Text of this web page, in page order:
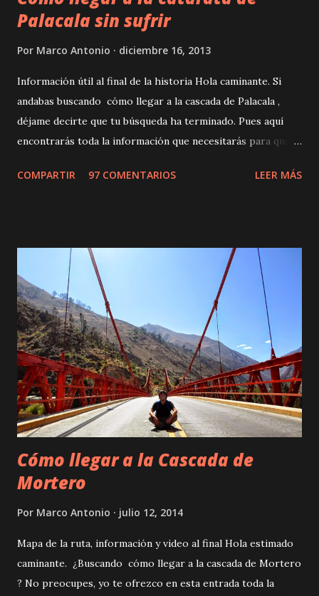
Palacala sin sufrir
Por Marco Antonio diciembre 16, 2013
Información útil al final de la historia Hola caminante. Si
andabas buscando cómo llegar a la cascada de Palacala ,
déjame decirte que tu búsqueda ha terminado. Pues aquí
encontrarás toda la información que necesitarás para que
opciones. Ir hasta el final de esta entrada y leer los datos
y barbado galán turco, sino yo, una persona con la
resistencia física de un gatito. Así que espero que eso te
inspire a confiar más en la fortaleza de tu cuerpo, pues,
persona enclenque y más sedentaria que yo no creo que
exista. Aunque he aprendido que importa más una mente
fuerte y enfocada que unas musculosas piernas. No importa
si luego uno está al borde del colapso. Y la ruta a la cascada
de Palacala es la excusa perfecta para poner ...
COMPARTIR 97 COMENTARIOS LEER MÁS
Cómo llegar a la Cascada de
Mortero
Por Marco Antonio julio 12, 2014
Mapa de la ruta, información y video al final Hola estimado
caminante. ¿Buscando cómo llegar a la cascada de Mortero
? No preocupes, yo te ofrezco en esta entrada toda la